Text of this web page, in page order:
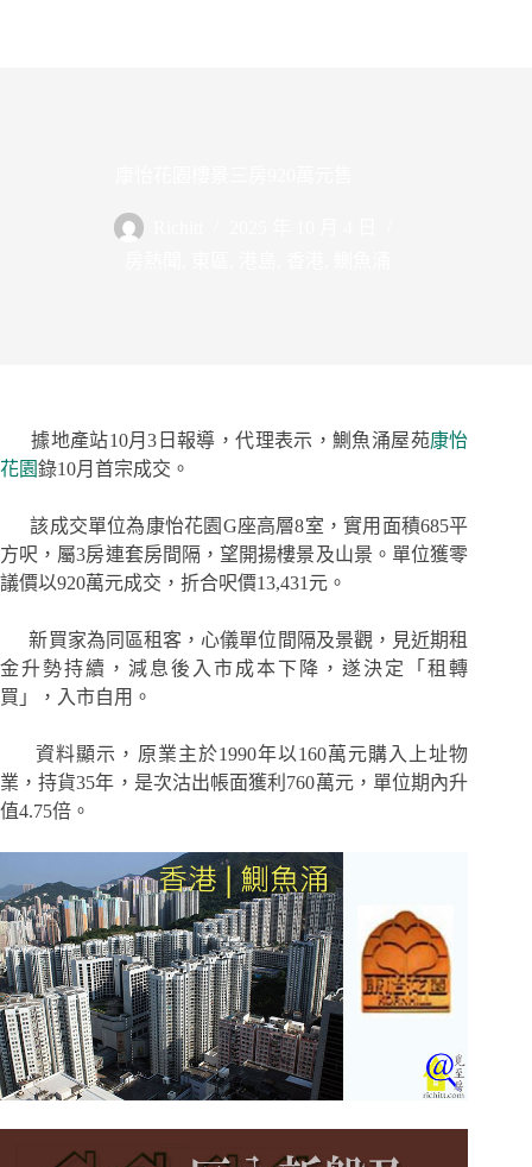
據地產站10月3日報導，代理表示，鰂魚涌屋苑康怡
花園錄10月首宗成交。
該成交單位為康怡花園G座高層8室，實用面積685平
方呎，屬3房連套房間隔，望開揚樓景及山景。單位獲零
議價以920萬元成交，折合呎價13,431元。
新買家為同區租客，心儀單位間隔及景觀，見近期租
金升勢持續，減息後入市成本下降，遂決定「租轉
買」，入市自用。
資料顯示，原業主於1990年以160萬元購入上址物
業，持貨35年，是次沽出帳面獲利760萬元，單位期內升
值4.75倍。